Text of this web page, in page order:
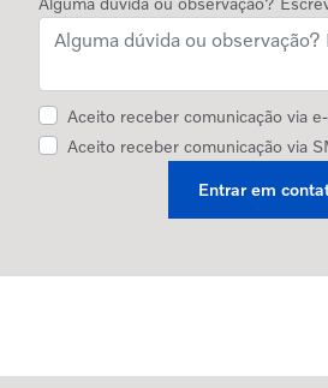
Aceito receber comunicação via
Aceito receber comunicação via
Entrar em